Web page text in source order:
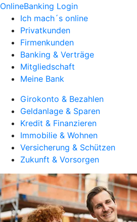
OnlineBanking Login
Ich mach´s online
Privatkunden
Firmenkunden
Banking & Verträge
Mitgliedschaft
Meine Bank
Girokonto & Bezahlen
Geldanlage & Sparen
Kredit & Finanzieren
Immobilie & Wohnen
Versicherung & Schützen
Zukunft & Vorsorgen